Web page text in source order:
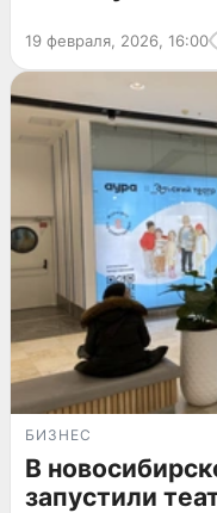
19 февраля, 2026, 16:00
БИЗНЕС
В
запустили